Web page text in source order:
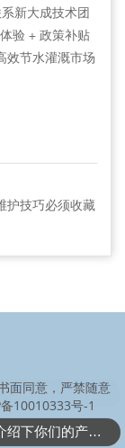
新大成技术团
验 + 政策补贴
效节水灌溉市场
护技巧必须收藏
面同意，严禁随意
10010333号-1
可以介绍下你们的产品么？